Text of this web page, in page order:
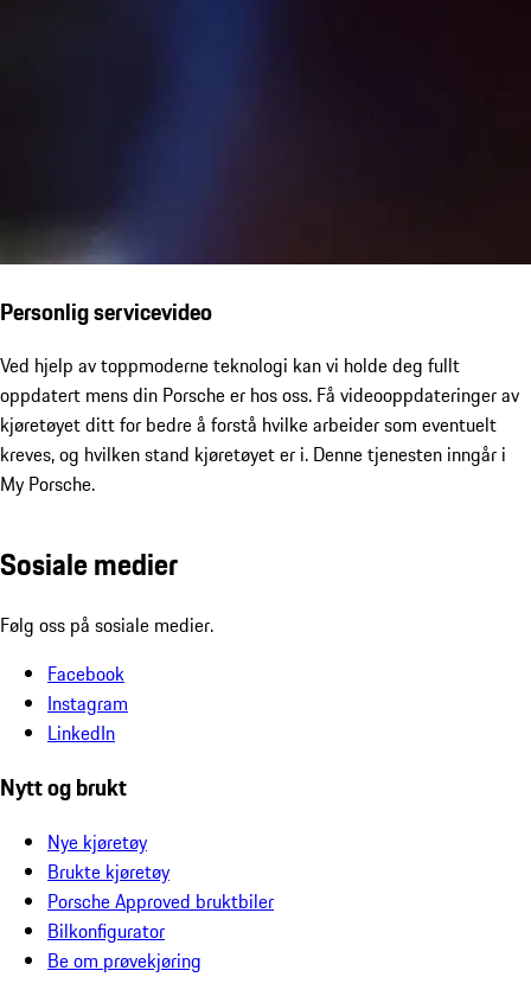
Personlig servicevideo
Ved hjelp av toppmoderne teknologi kan vi holde deg fullt
oppdatert mens din Porsche er hos oss. Få videooppdateringer av
kjøretøyet ditt for bedre å forstå hvilke arbeider som eventuelt
kreves, og hvilken stand kjøretøyet er i. Denne tjenesten inngår i
My Porsche.
Sosiale medier
Følg oss på sosiale medier.
Facebook
Instagram
LinkedIn
Nytt og brukt
Nye kjøretøy
Brukte kjøretøy
Porsche Approved bruktbiler
Bilkonfigurator
Be om prøvekjøring